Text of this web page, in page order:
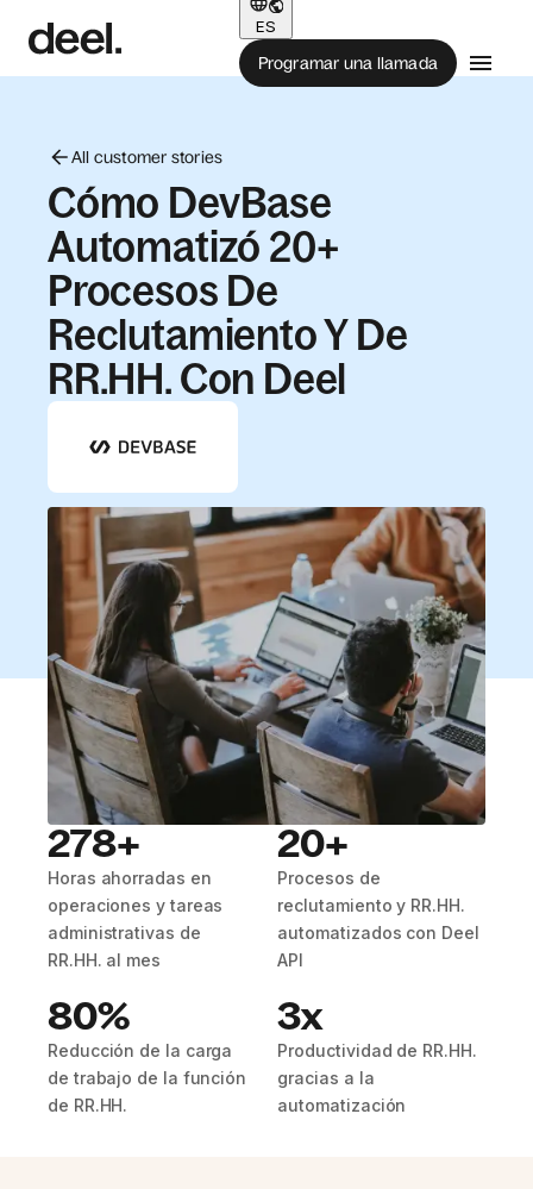
ES
Programar una llamada
All customer stories
Cómo DevBase
Automatizó 20+
Procesos De
Reclutamiento Y De
RR.HH. Con Deel
278+
Horas ahorradas en
operaciones y tareas
administrativas de
RR.HH. al mes
20+
Procesos de
reclutamiento y RR.HH.
automatizados con Deel
API
80%
Reducción de la carga
de trabajo de la función
de RR.HH.
3x
Productividad de RR.HH.
gracias a la
automatización